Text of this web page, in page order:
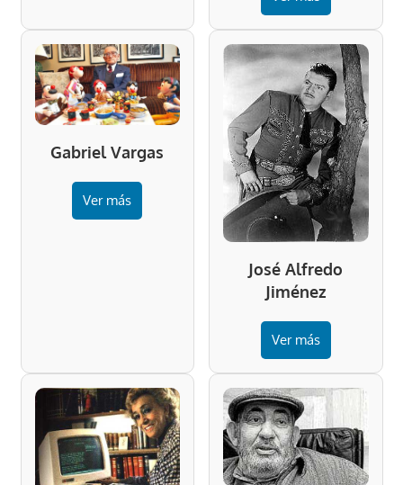
Gabriel Vargas
Ver más
José Alfredo
Jiménez
Ver más